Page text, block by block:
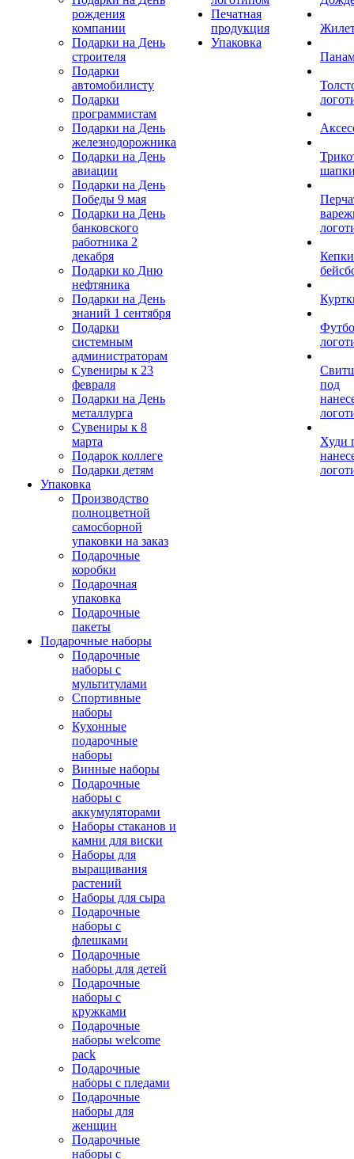
рождения
компании
Подарки на День
строителя
Подарки
автомобилисту
Подарки
программистам
Подарки на День
железнодорожника
Подарки на День
авиации
Подарки на День
Победы 9 мая
Подарки на День
банковского
работника 2
декабря
Подарки ко Дню
нефтяника
Подарки на День
знаний 1 сентября
Подарки
системным
администраторам
Сувениры к 23
февраля
Подарки на День
металлурга
Сувениры к 8
марта
Подарок коллеге
Подарки детям
Упаковка
Производство
полноцветной
самосборной
упаковки на заказ
Подарочные
коробки
Подарочная
упаковка
Подарочные
пакеты
Подарочные наборы
Подарочные
наборы с
мультитулами
Спортивные
наборы
Кухонные
подарочные
наборы
Винные наборы
Подарочные
наборы с
аккумуляторами
Наборы стаканов и
камни для виски
Наборы для
выращивания
растений
Наборы для сыра
Подарочные
наборы с
флешками
Подарочные
наборы для детей
Подарочные
наборы с
кружками
Подарочные
наборы welcome
pack
Подарочные
наборы с пледами
Подарочные
наборы для
женщин
Подарочные
наборы с
Печатная
продукция
Упаковка
под
Худи